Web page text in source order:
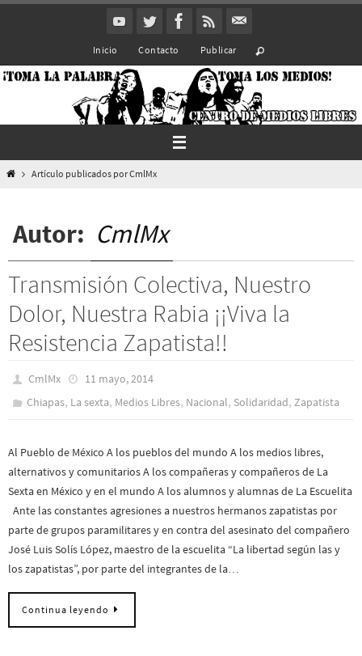
Inicio Contacto Publicar
InicioArtículo publicados por CmlMx
Autor: CmlMx
Transmisión Colectiva, Nuestro
Dolor, Nuestra Rabia ¡¡Viva la
Resistencia Zapatista!!
CmlMx
11 mayo, 2014
Chiapas, La sexta, Medios Libres, Nacional, Solidaridad, Zapatista
Al Pueblo de México A los pueblos del mundo A los medios libres,
alternativos y comunitarios A los compañeras y compañeros de La
Sexta en México y en el mundo A los alumnos y alumnas de La Escuelita
Ante las constantes agresiones a nuestros hermanos zapatistas por
parte de grupos paramilitares y en contra del asesinato del compañero
José Luis Solís López, maestro de la escuelita “La libertad según las y
los zapatistas”, por parte del integrantes de la…
Continua leyendo